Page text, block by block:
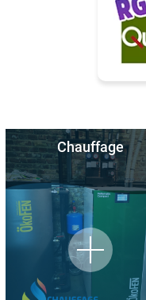
Chauffage